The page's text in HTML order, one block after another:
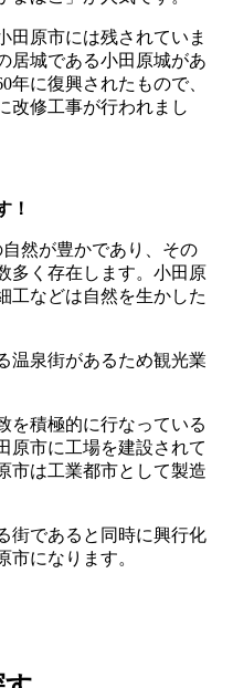
田原市には残されていま
居城である小田原城があ
年に復興されたもので、
改修工事が行われまし
！
然が豊かであり、その
多く存在します。小田原
工などは自然を生かした
温泉街があるため観光業
を積極的に行なっている
原市に工場を建設されて
市は工業都市として製造
街であると同時に興行化
市になります。